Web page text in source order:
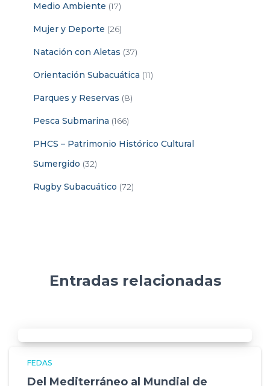
Medio Ambiente (17)
Mujer y Deporte (26)
Natación con Aletas (37)
Orientación Subacuática (11)
Parques y Reservas (8)
Pesca Submarina (166)
PHCS – Patrimonio Histórico Cultural
Sumergido (32)
Rugby Subacuático (72)
Entradas relacionadas
FEDAS
Del Mediterráneo al Mundial de